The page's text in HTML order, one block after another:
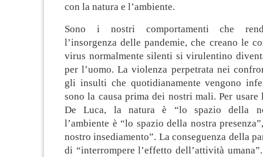
con la natura e l’ambiente.
Sono i nostri comportamenti che
l’insorgenza delle pandemie, che creano le
virus normalmente silenti si virulentino
per l’uomo. La violenza perpetrata nei
gli insulti che quotidianamente vengono
sono la causa prima dei nostri mali. Per
De Luca, la natura è “lo spazio della
l’ambiente è “lo spazio della nostra
nostro insediamento”. La conseguenza della
di “interrompere l’effetto dell’attività